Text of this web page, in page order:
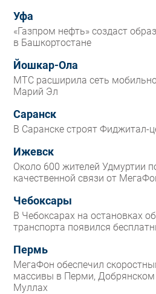
Уфа
«Газпром нефть» создаст
в Башкортостане
Йошкар-Ола
МТС расширила сеть
Марий Эл
Саранск
В Саранске строят Фиджитал-
Ижевск
Около 600 жителей Удмуртии
качественной связи от
Чебоксары
В Чебоксарах на остановках
транспорта появился
Пермь
МегаФон обеспечил
массивы в Перми, Добрянском
Муллах